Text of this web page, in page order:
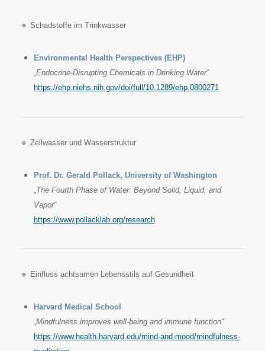
🔹 Schadstoffe im Trinkwasser
Environmental Health Perspectives (EHP)
„Endocrine-Disrupting Chemicals in Drinking Water“
https://ehp.niehs.nih.gov/doi/full/10.1289/ehp.0800271
🔹 Zellwasser und Wasserstruktur
Prof. Dr. Gerald Pollack, University of Washington
„The Fourth Phase of Water: Beyond Solid, Liquid, and
Vapor“
https://www.pollacklab.org/research
🔹 Einfluss achtsamen Lebensstils auf Gesundheit
Harvard Medical School
„Mindfulness improves well-being and immune function“
https://www.health.harvard.edu/mind-and-mood/mindfulness-